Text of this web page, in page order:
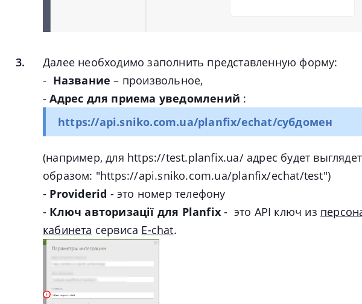
Далее необходимо заполнить представленную форму:
- Название– произвольное,
-Адрес для приема уведомлений :
https://api.sniko.com.ua/planfix/echat/субдомен
(например, для https://test.planfix.ua/ адрес будет
образом: "https://api.sniko.com.ua/planfix/echat/test")
- Providerid - это номер телефону
- Ключ авторизації для Planfix - это API ключ из
кабинета сервиса E-chat.